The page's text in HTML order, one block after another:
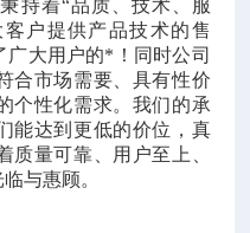
持着“品质、技术、服
户提供产品技术的售
大用户的*！同时公司
合市场需要、具有性价
个性化需求。我们的承
能达到更低的价位，真
质量可靠、用户至上、
与惠顾。